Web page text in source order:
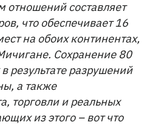
отношений составляет
что обеспечивает 16
на обоих континентах,
Сохранение 80
результате разрушений
а также
торговли и реальных
из этого – вот что